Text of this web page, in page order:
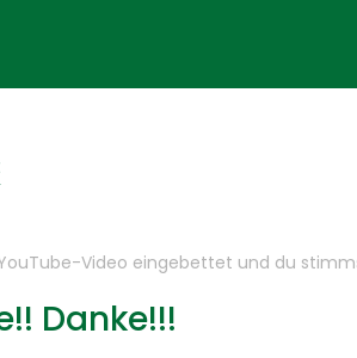
Video eingebettet und du
Danke!!!